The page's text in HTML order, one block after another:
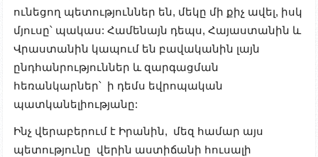
ունեցող պետություններ են, մեկը մի քիչ ավել, իսկ
մյուսը՝ պակաս: Համենայն դեպս, Հայաստանին և
Վրաստանին կապում են բավականին լայն
ընդհանրություններ և զարգացման
հեռանկարներ՝ ի դեմս եվրոպական
պատկանելիությանը:
Ինչ վերաբերում է Իրանին, մեզ համար այս
պետությունը վերին աստիճանի հուսալի